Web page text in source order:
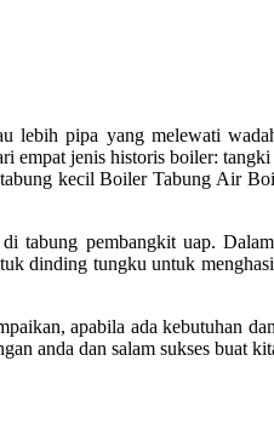
pipa yang melewati
jenis historis boiler:
kecil Boiler Tabung Air
tabung pembangkit uap.
dinding tungku untuk
apabila ada kebutuhan
anda dan salam sukses buat